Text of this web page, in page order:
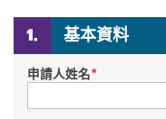
基本資料
申請人姓名*